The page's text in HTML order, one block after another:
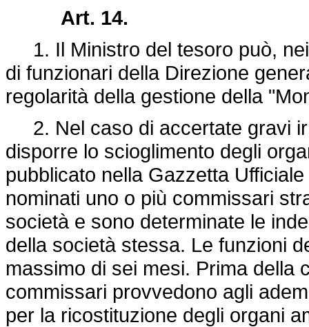
Art. 14.
1. Il Ministro del tesoro può,
di funzionari della Direzione
regolarità della gestione della
2. Nel caso di accertate gravi
disporre lo scioglimento degli
pubblicato nella Gazzetta
nominati uno o più commissari
società e sono determinate le
della società stessa. Le funzioni
massimo di sei mesi. Prima della
commissari provvedono agli
per la ricostituzione degli organi